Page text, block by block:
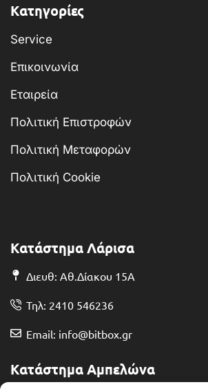
Κατηγορίες
Service
Επικοινωνία
Εταιρεία
Πολιτική Επιστροφών
Πολιτική Μεταφορών
Πολιτική Cookie
Κατάστημα Λάρισα
Διευθ: Αθ.Δίακου 15Α
Τηλ: 2410 546236
Email: info@bitbox.gr
Κατάστημα Αμπελώνα